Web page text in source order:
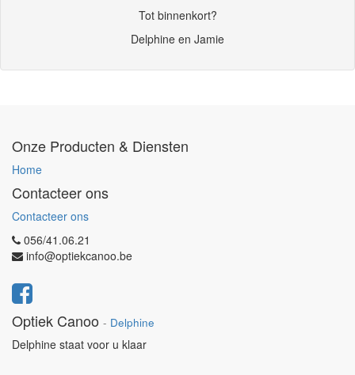
Tot binnenkort?
Delphine en Jamie
Onze Producten & Diensten
Home
Contacteer ons
Contacteer ons
056/41.06.21
info@optiekcanoo.be
Optiek Canoo - Delphine
Delphine staat voor u klaar